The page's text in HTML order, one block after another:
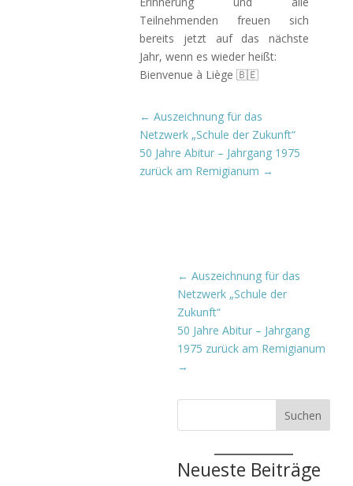
Teilnehmenden freuen sich
bereits jetzt auf das nächste
Jahr, wenn es wieder heißt:
Bienvenue à Liège 🇧🇪
← Auszeichnung für das
Netzwerk „Schule der Zukunft“
50 Jahre Abitur – Jahrgang 1975
zurück am Remigianum →
← Auszeichnung für das
Netzwerk „Schule der
Zukunft“
50 Jahre Abitur – Jahrgang
1975 zurück am Remigianum
→
Suchen
Neueste Beiträge